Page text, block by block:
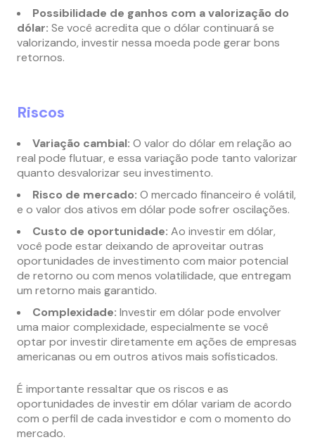
Possibilidade de ganhos com a valorização do
dólar: Se você acredita que o dólar continuará se
valorizando, investir nessa moeda pode gerar bons
retornos.
Riscos
Variação cambial: O valor do dólar em relação ao
real pode flutuar, e essa variação pode tanto valorizar
quanto desvalorizar seu investimento.
Risco de mercado: O mercado financeiro é volátil,
e o valor dos ativos em dólar pode sofrer oscilações.
Custo de oportunidade: Ao investir em dólar,
você pode estar deixando de aproveitar outras
oportunidades de investimento com maior potencial
de retorno ou com menos volatilidade, que entregam
um retorno mais garantido.
Complexidade: Investir em dólar pode envolver
uma maior complexidade, especialmente se você
optar por investir diretamente em ações de empresas
americanas ou em outros ativos mais sofisticados.
É importante ressaltar que os riscos e as
oportunidades de investir em dólar variam de acordo
com o perfil de cada investidor e com o momento do
mercado.